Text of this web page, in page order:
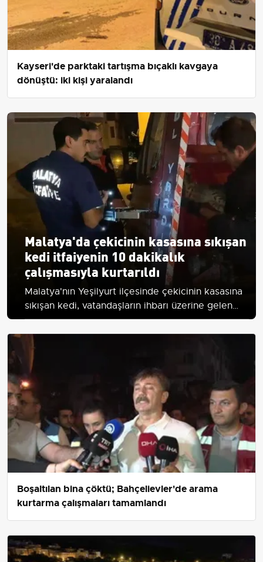
Kayseri'de parktaki tartışma bıçaklı kavgaya
dönüştü: iki kişi yaralandı
Malatya'da çekicinin kasasına sıkışan
kedi itfaiyenin 10 dakikalık
çalışmasıyla kurtarıldı
Malatya'nın Yeşilyurt ilçesinde çekicinin kasasına
sıkışan kedi, vatandaşların ihbarı üzerine gelen
itfaiye ekiplerinin 10 dakikalık çalışmasıyla
kurtarıldı.
Boşaltılan bina çöktü; Bahçelievler'de arama
kurtarma çalışmaları tamamlandı